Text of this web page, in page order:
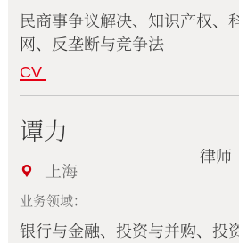
民商事争议解决、知识产权、
网、反垄断与竞争法
CV
谭力
上海
律师
业务领域：
银行与金融、投资与并购、投